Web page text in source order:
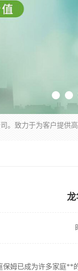
龙
姆已成为许多家庭**